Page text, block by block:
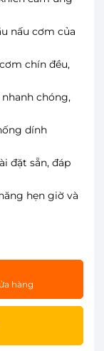
nấu cơm của
chín đều,
chóng,
dính
đặt sẵn, đáp
hẹn giờ và
hàng